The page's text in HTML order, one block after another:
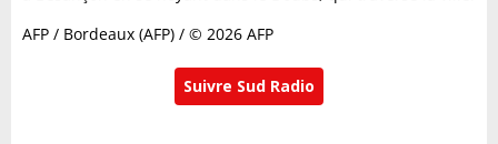
AFP / Bordeaux (AFP) / © 2026 AFP
Suivre Sud Radio